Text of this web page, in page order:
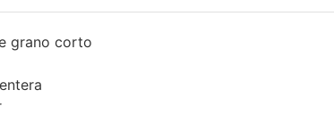
grano corto